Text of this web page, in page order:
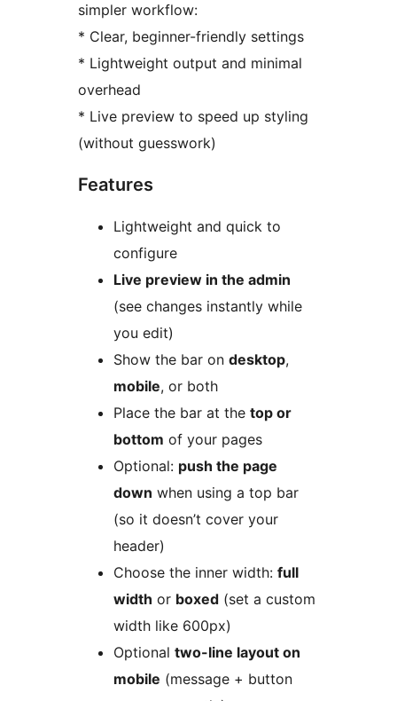
simpler workflow:
* Clear, beginner-friendly settings
* Lightweight output and minimal
overhead
* Live preview to speed up styling
(without guesswork)
Features
Lightweight and quick to
configure
Live preview in the admin
(see changes instantly while
you edit)
Show the bar on desktop,
mobile, or both
Place the bar at the top or
bottom of your pages
Optional: push the page
down when using a top bar
(so it doesn’t cover your
header)
Choose the inner width: full
width or boxed (set a custom
width like 600px)
Optional two-line layout on
mobile (message + button